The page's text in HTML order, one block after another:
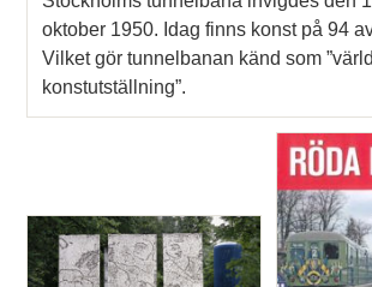
oktober 1950. Idag finns konst på 94
Vilket gör tunnelbanan känd som
konstutställning”.